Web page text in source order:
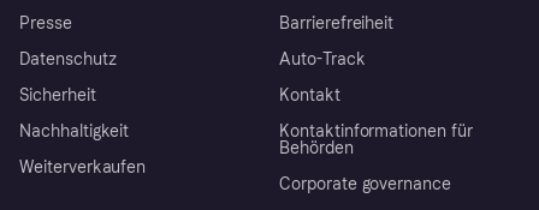
Presse
Datenschutz
Sicherheit
Nachhaltigkeit
Weiterverkaufen
Barrierefreiheit
Auto-Track
Kontakt
Kontaktinformationen für
Behörden
Corporate governance